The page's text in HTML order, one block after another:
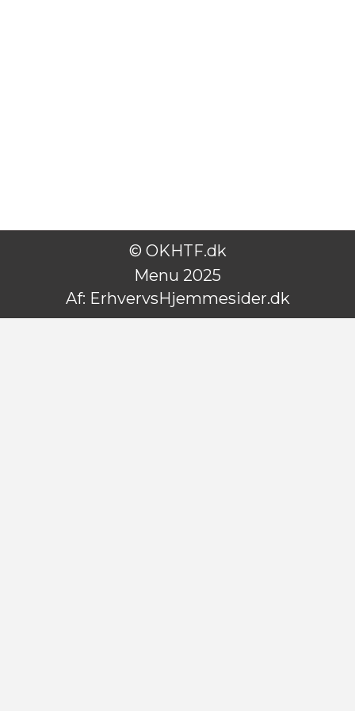
© OKHTF.dk
Menu 2025
Af: ErhvervsHjemmesider.dk